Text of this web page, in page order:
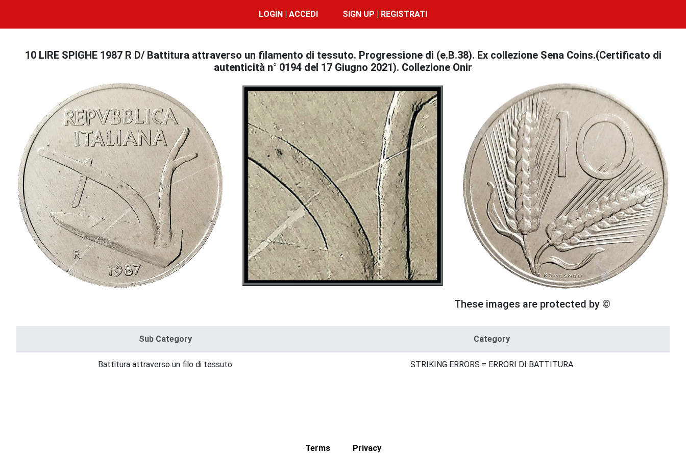
LOGIN | ACCEDI SIGN UP | REGISTRATI
10 LIRE SPIGHE 1987 R D/ Battitura attraverso un filamento di tessuto. Progressione di (e.B.38). Ex collezione Sena Coins.(Certificato di
autenticità n° 0194 del 17 Giugno 2021). Collezione Onir
These images are protected by ©
Sub Category Category
Battitura attraverso un filo di tessuto STRIKING ERRORS = ERRORI DI BATTITURA
Terms Privacy